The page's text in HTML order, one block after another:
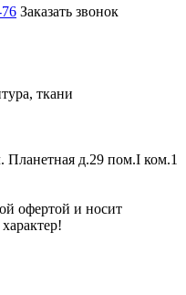
Заказать звонок
ткани
д.29 пом.I ком.1
офертой и носит